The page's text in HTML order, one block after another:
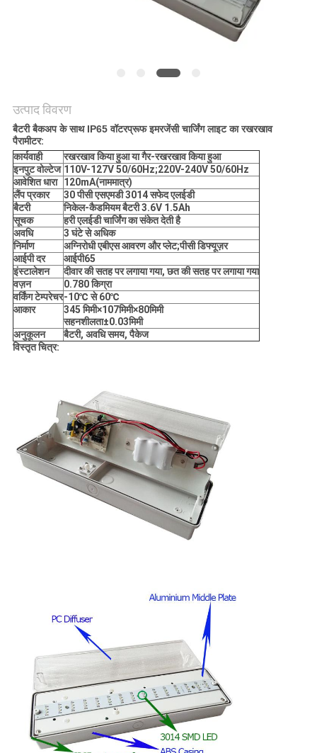
उत्पाद विवरण
बैटरी बैकअप के साथ IP65 वॉटरप्रूफ इमरजेंसी चार्जिंग लाइट का रखरखाव
पैरामीटर:
कार्यवाही
रखरखाव किया हुआ या गैर-रखरखाव किया हुआ
इनपुट वोल्टेज 110V-127V 50/60Hz;220V-240V 50/60Hz
आवेशित धारा
120mA(नाममात्र)
लैंप प्रकार
30 पीसी एसएमडी 3014 सफेद एलईडी
बैटरी
निकेल-कैडमियम बैटरी 3.6V 1.5Ah
सूचक
हरी एलईडी चार्जिंग का संकेत देती है
अवधि
3 घंटे से अधिक
निर्माण
अग्निरोधी एबीएस आवरण और प्लेट;पीसी डिफ्यूज़र
आईपी ​​दर
आईपी65
इंस्टालेशन
दीवार की सतह पर लगाया गया, छत की सतह पर लगाया गया
वज़न
0.780 किग्रा
वर्किंग टेम्परेचर-10℃ से 60℃
आकार
345 मिमी×107मिमी×80मिमी
सहनशीलता±0.03मिमी
अनुकूलन
बैटरी, अवधि समय, पैकेज
विस्तृत चित्र: